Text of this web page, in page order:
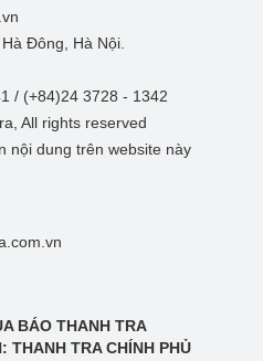
Đông, Hà Nội.
/ (+84)24 3728 - 1342
All rights reserved
nội dung trên website này
BÁO THANH TRA
THANH TRA CHÍNH PHỦ